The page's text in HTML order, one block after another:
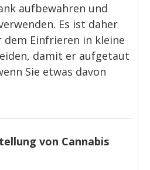
aufbewahren und
Es ist daher
dem Einfrieren in kleine
damit er aufgetaut
Sie etwas davon
von Cannabis